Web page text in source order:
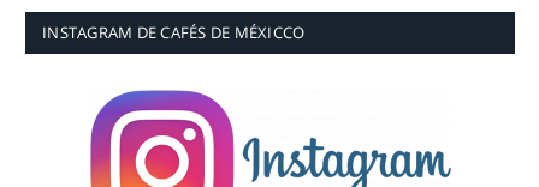
INSTAGRAM DE CAFÉS DE MÉXICCO